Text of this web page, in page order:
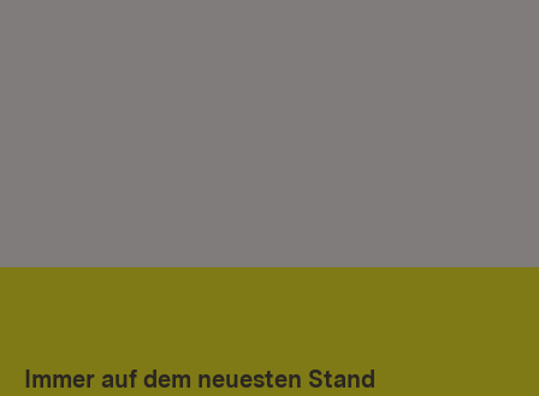
Immer auf dem neuesten Stand